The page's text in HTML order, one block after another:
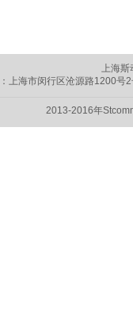
上海斯
上海市闵行区沧源路1200号
2013-2016年